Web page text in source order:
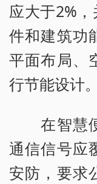
应大于2%
件和建筑功
平面布局、
行节能设计。
在智慧便
通信信号应
安防，要求